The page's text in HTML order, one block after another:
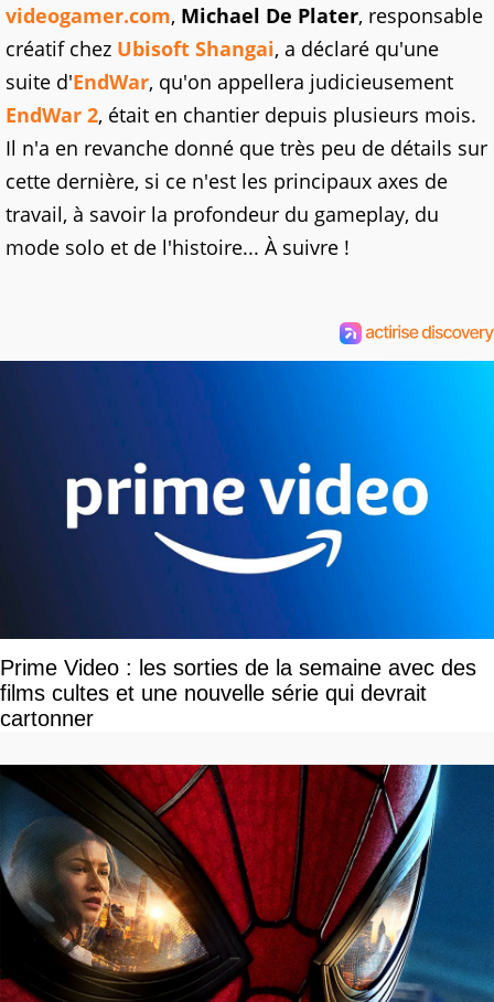
videogamer.com, Michael De Plater, responsable
créatif chez Ubisoft Shangai, a déclaré qu'une
suite d'EndWar, qu'on appellera judicieusement
EndWar 2, était en chantier depuis plusieurs mois.
Il n'a en revanche donné que très peu de détails sur
cette dernière, si ce n'est les principaux axes de
travail, à savoir la profondeur du gameplay, du
mode solo et de l'histoire... À suivre !
Prime Video : les sorties de la semaine avec des
films cultes et une nouvelle série qui devrait
cartonner